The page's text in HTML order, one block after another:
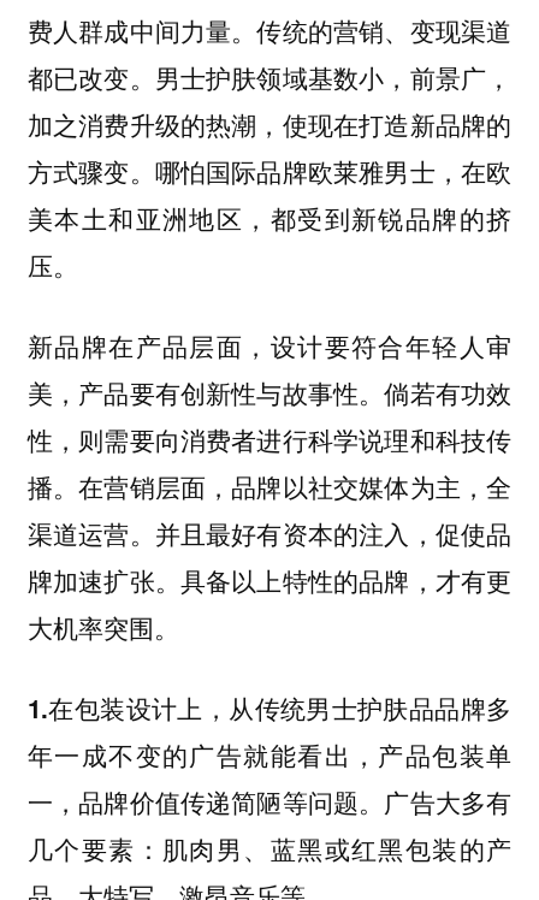
费人群成中间力量。传统的营销、变现渠道
都已改变。男士护肤领域基数小，前景广，
加之消费升级的热潮，使现在打造新品牌的
方式骤变。哪怕国际品牌欧莱雅男士，在欧
美本土和亚洲地区，都受到新锐品牌的挤
压。
新品牌在产品层面，设计要符合年轻人审
美，产品要有创新性与故事性。倘若有功效
性，则需要向消费者进行科学说理和科技传
播。在营销层面，品牌以社交媒体为主，全
渠道运营。并且最好有资本的注入，促使品
牌加速扩张。具备以上特性的品牌，才有更
大机率突围。
1.在包装设计上， 从传统男士护肤品品牌多
年一成不变的广告就能看出，产品包装单
一，品牌价值传递简陋等问题。广告大多有
几个要素：肌肉男、蓝黑或红黑包装的产